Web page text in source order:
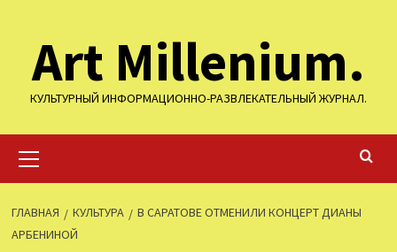
содержимому
Art Millenium.
КУЛЬТУРНЫЙ ИНФОРМАЦИОННО-РАЗВЛЕКАТЕЛЬНЫЙ ЖУРНАЛ.
меню
ГЛАВНАЯ КУЛЬТУРА
В САРАТОВЕ ОТМЕНИЛИ КОНЦЕРТ ДИАНЫ
АРБЕНИНОЙ